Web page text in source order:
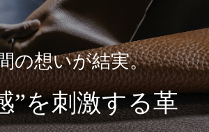
の想いが結実。
”を刺激する革